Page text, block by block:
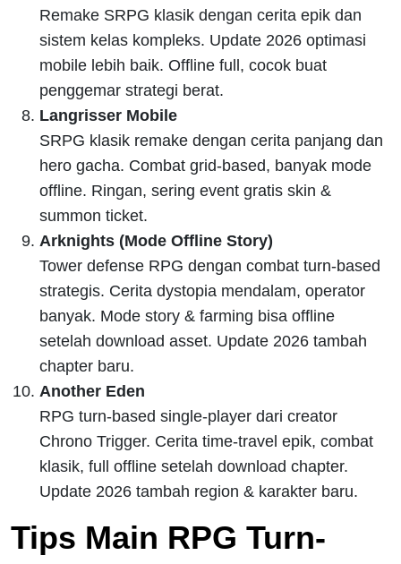
Remake SRPG klasik dengan cerita epik dan
sistem kelas kompleks. Update 2026 optimasi
mobile lebih baik. Offline full, cocok buat
penggemar strategi berat.
Langrisser Mobile
SRPG klasik remake dengan cerita panjang dan
hero gacha. Combat grid-based, banyak mode
offline. Ringan, sering event gratis skin &
summon ticket.
Arknights (Mode Offline Story)
Tower defense RPG dengan combat turn-based
strategis. Cerita dystopia mendalam, operator
banyak. Mode story & farming bisa offline
setelah download asset. Update 2026 tambah
chapter baru.
Another Eden
RPG turn-based single-player dari creator
Chrono Trigger. Cerita time-travel epik, combat
klasik, full offline setelah download chapter.
Update 2026 tambah region & karakter baru.
Tips Main RPG Turn-